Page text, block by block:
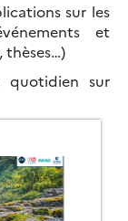
sur les
et
thèses…)
quotidien sur